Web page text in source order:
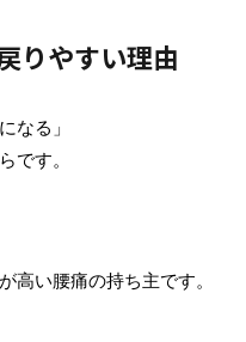
りやすい理由
なる」
です。
高い腰痛の持ち主です。